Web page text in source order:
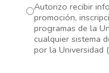
Autorizo recibir
promoción,
programas de la
cualquier sistema
por la Universidad